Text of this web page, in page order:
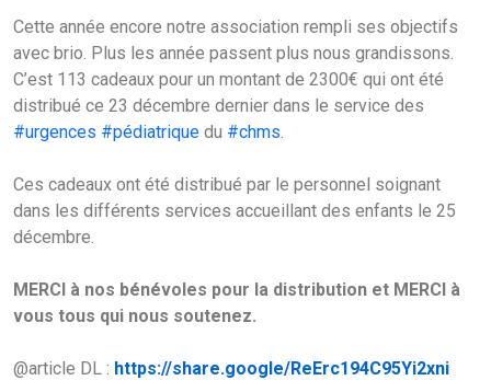
Cette année encore notre association rempli ses objectifs
avec brio. Plus les année passent plus nous grandissons.
C’est 113 cadeaux pour un montant de 2300€ qui ont été
distribué ce 23 décembre dernier dans le service des
#urgences #pédiatrique du #chms.
Ces cadeaux ont été distribué par le personnel soignant
dans les différents services accueillant des enfants le 25
décembre.
MERCI à nos bénévoles pour la distribution et MERCI à
vous tous qui nous soutenez.
@article DL : https://share.google/ReErc194C95Yi2xni